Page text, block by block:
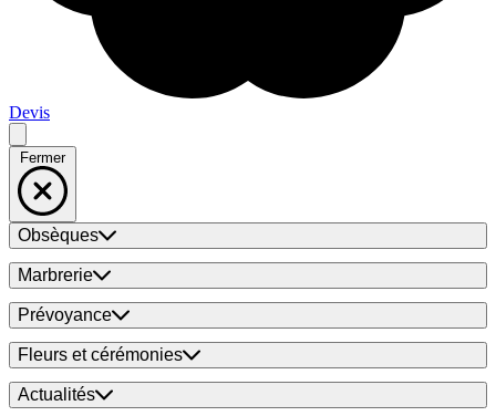
Devis
Fermer
Obsèques
Marbrerie
Prévoyance
Fleurs et cérémonies
Actualités